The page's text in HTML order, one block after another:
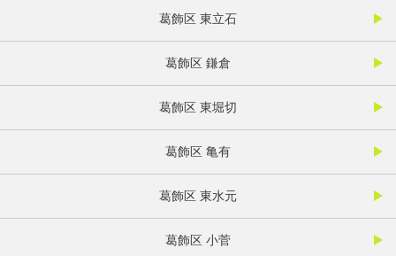
葛飾区 東立石
葛飾区 鎌倉
葛飾区 東堀切
葛飾区 亀有
葛飾区 東水元
葛飾区 小菅